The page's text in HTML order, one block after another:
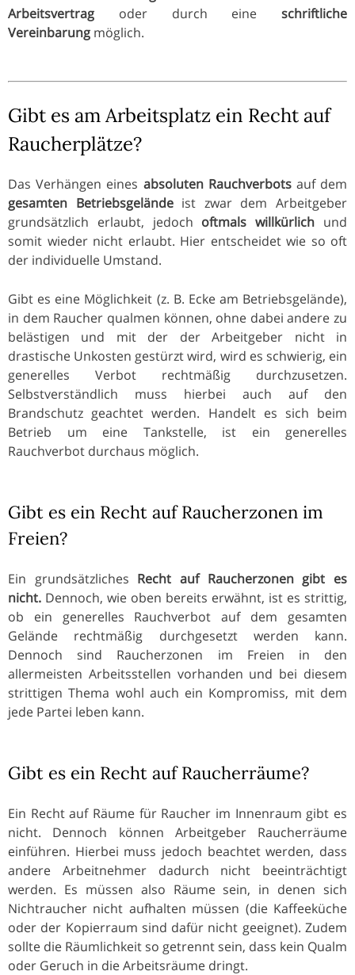
Arbeitsvertrag oder durch eine schriftliche
Vereinbarung möglich.
Gibt es am Arbeitsplatz ein Recht auf
Raucherplätze?
Das Verhängen eines absoluten Rauchverbotsauf dem
gesamten Betriebsgeländeist zwar dem Arbeitgeber
grundsätzlich erlaubt, jedoch oftmals willkürlich und
somit wieder nicht erlaubt. Hier entscheidet wie so oft
der individuelle Umstand.
Gibt es eine Möglichkeit (z. B. Ecke am Betriebsgelände),
in dem Raucher qualmen können, ohne dabei andere zu
belästigen und mit der der Arbeitgeber nicht in
drastische Unkosten gestürzt wird, wird es schwierig, ein
generelles Verbot rechtmäßig durchzusetzen.
Selbstverständlich muss hierbei auch auf den
Brandschutz geachtet werden. Handelt es sich beim
Betrieb um eine Tankstelle, ist ein generelles
Rauchverbot durchaus möglich.
Gibt es ein Recht auf Raucherzonen im
Freien?
Ein grundsätzliches Recht auf Raucherzonen gibt es
nicht. Dennoch, wie oben bereits erwähnt, ist es strittig,
ob ein generelles Rauchverbot auf dem gesamten
Gelände rechtmäßig durchgesetzt werden kann.
Dennoch sind Raucherzonen im Freien in den
allermeisten Arbeitsstellen vorhanden und bei diesem
strittigen Thema wohl auch ein Kompromiss, mit dem
jede Partei leben kann.
Gibt es ein Recht auf Raucherräume?
Ein Recht auf Räume für Raucher im Innenraum gibt es
nicht. Dennoch können Arbeitgeber Raucherräume
einführen. Hierbei muss jedoch beachtet werden, dass
andere Arbeitnehmer dadurch nicht beeinträchtigt
werden. Es müssen also Räume sein, in denen sich
Nichtraucher nicht aufhalten müssen (die Kaffeeküche
oder der Kopierraum sind dafür nicht geeignet). Zudem
sollte die Räumlichkeit so getrennt sein, dass kein Qualm
oder Geruch in die Arbeitsräume dringt.